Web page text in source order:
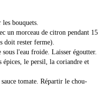
bouquets.
un morceau de citron pendant 15
doit rester ferme).
l'eau froide. Laisser égoutter.
le persil, la coriandre et
tomate. Répartir le chou-